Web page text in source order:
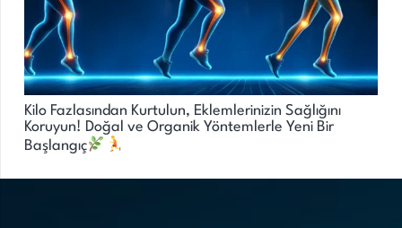
Kilo Fazlasından Kurtulun, Eklemlerinizin Sağlığını
Koruyun! Doğal ve Organik Yöntemlerle Yeni Bir
Başlangıç